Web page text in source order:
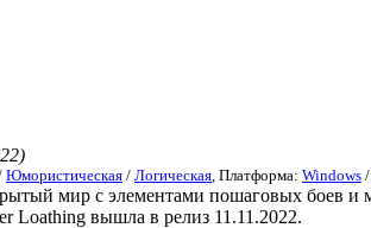
Юмористическая / Логическая , Платформа: Windows /
мир с элементами пошаговых боев
Loathing вышла в релиз 11.11.2022.